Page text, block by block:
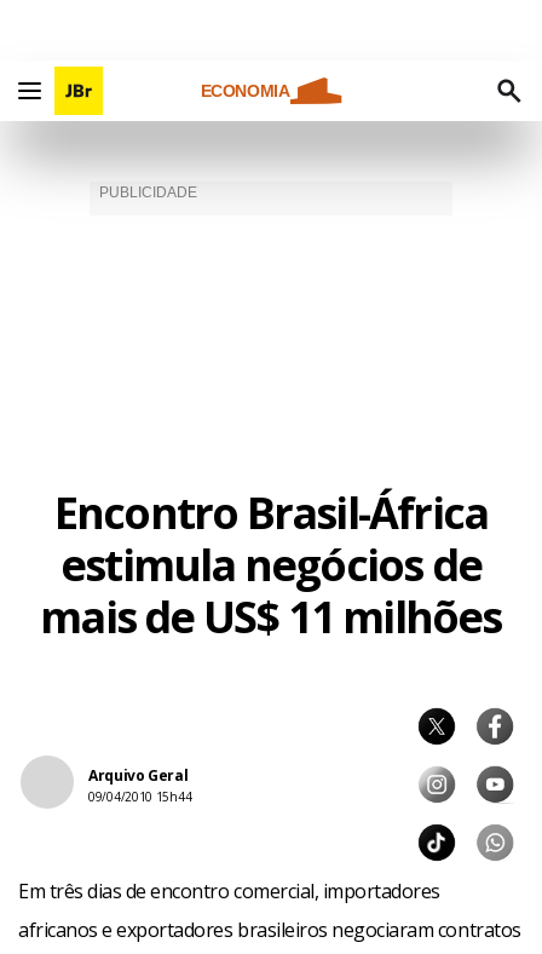
ECONOMIA
Encontro Brasil-África
estimula negócios de
mais de US$ 11 milhões
Arquivo Geral
09/04/2010 15h44
Em três dias de encontro comercial, importadores
africanos e exportadores brasileiros negociaram contratos